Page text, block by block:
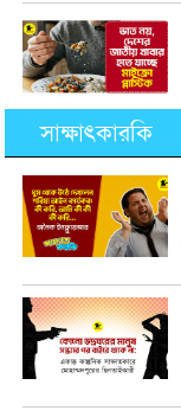
সাক্ষাৎকারকি